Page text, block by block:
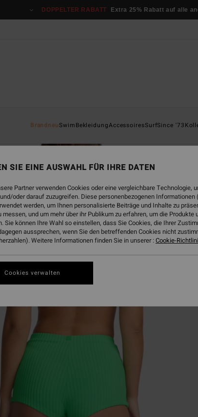
DOPPELTER RABATT Extra 25% Rabatt auf alle
BrandneuSwimBekleidungAccessoiresSurfSince '73
SIE EINE AUSWAHL FÜR IHRE DATEN
Partner verwenden Cookies oder eine vergleichbare Technologie,
oder darauf zuzugreifen. Diese personenbezogenen
werden, um Ihnen personalisierte Beiträge und Inhalte zu
messen, und um mehr über ihr Publikum zu erfahren, um die
Sie können Ihre Wahl so einstellen, dass Sie Cookies, die Ihrer
aussprechen, wenn Sie den betreffenden Cookies nicht
Weitere Informationen finden Sie in unserer :Cookie-
Cookies verwalten